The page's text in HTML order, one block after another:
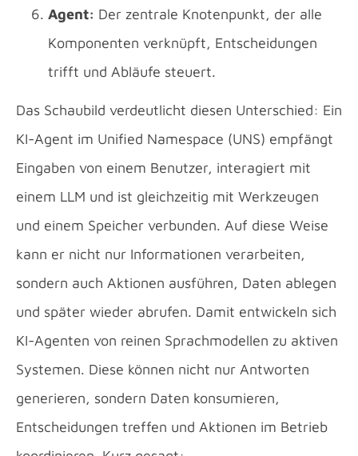
Agent: Der zentrale Knotenpunkt, der alle
Komponenten verknüpft, Entscheidungen
trifft und Abläufe steuert.
Das Schaubild verdeutlicht diesen Unterschied: Ein
KI-Agent im Unified Namespace (UNS) empfängt
Eingaben von einem Benutzer, interagiert mit
einem LLM und ist gleichzeitig mit Werkzeugen
und einem Speicher verbunden. Auf diese Weise
kann er nicht nur Informationen verarbeiten,
sondern auch Aktionen ausführen, Daten ablegen
und später wieder abrufen. Damit entwickeln sich
KI-Agenten von reinen Sprachmodellen zu aktiven
Systemen. Diese können nicht nur Antworten
generieren, sondern Daten konsumieren,
Entscheidungen treffen und Aktionen im Betrieb